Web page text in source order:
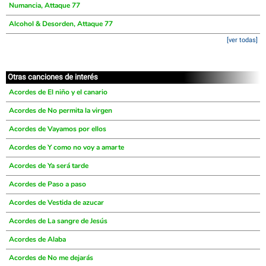
Numancia, Attaque 77
Alcohol & Desorden, Attaque 77
[ver todas]
Otras canciones de interés
Acordes de El niño y el canario
Acordes de No permita la virgen
Acordes de Vayamos por ellos
Acordes de Y como no voy a amarte
Acordes de Ya será tarde
Acordes de Paso a paso
Acordes de Vestida de azucar
Acordes de La sangre de Jesús
Acordes de Alaba
Acordes de No me dejarás